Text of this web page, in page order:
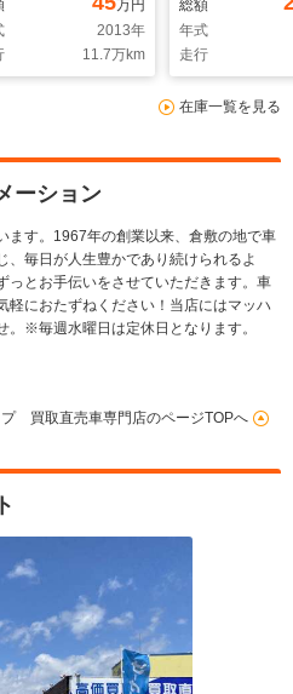
シュスタート 純
ルミ 両側パワー
イドドア 買取直
両
万円
2013年
11.7万km
ト スマート
ルコン ETC
ハイビーム
チAW 買取直
総額
年式
走行
在庫一覧を見る
ーション
ます。1967年の創業以来、倉敷の地で車
、毎日が人生豊かであり続けられるよ
っとお手伝いをさせていただきます。車
軽におたずねください！当店にはマッハ
。※毎週水曜日は定休日となります。
プ 買取直売車専門店のページTOPへ